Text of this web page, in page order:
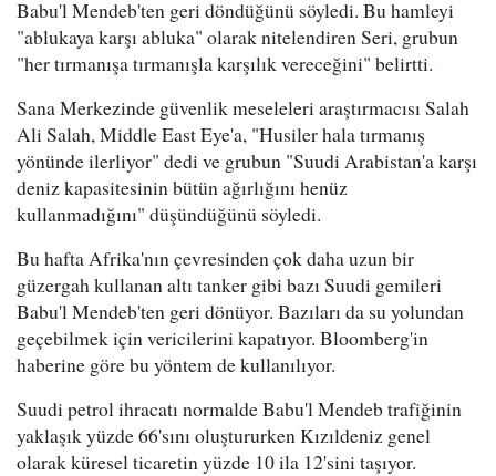
Babu'l Mendeb'ten geri döndüğünü söyledi. Bu hamleyi
"ablukaya karşı abluka" olarak nitelendiren Seri, grubun
"her tırmanışa tırmanışla karşılık vereceğini" belirtti.
Sana Merkezinde güvenlik meseleleri araştırmacısı Salah
Ali Salah, Middle East Eye'a, "Husiler hala tırmanış
yönünde ilerliyor" dedi ve grubun "Suudi Arabistan'a karşı
deniz kapasitesinin bütün ağırlığını henüz
kullanmadığını" düşündüğünü söyledi.
Bu hafta Afrika'nın çevresinden çok daha uzun bir
güzergah kullanan altı tanker gibi bazı Suudi gemileri
Babu'l Mendeb'ten geri dönüyor. Bazıları da su yolundan
geçebilmek için vericilerini kapatıyor. Bloomberg'in
haberine göre bu yöntem de kullanılıyor.
Suudi petrol ihracatı normalde Babu'l Mendeb trafiğinin
yaklaşık yüzde 66'sını oluştururken Kızıldeniz genel
olarak küresel ticaretin yüzde 10 ila 12'sini taşıyor.